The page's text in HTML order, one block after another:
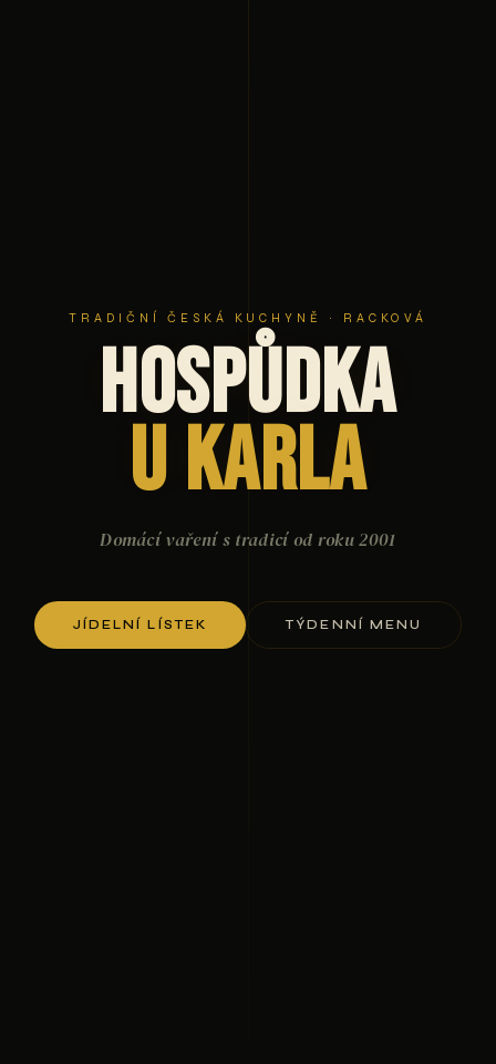
TRADIČNÍ ČESKÁ KUCHYNĚ · RACKOVÁ
Hospůdka
U Karla
Domácí vaření s tradicí od roku 2001
JÍDELNÍ LÍSTEK TÝDENNÍ MENU